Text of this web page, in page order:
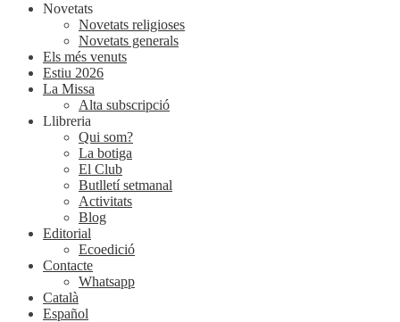
Novetats
Novetats religioses
Novetats generals
Els més venuts
Estiu 2026
La Missa
Alta subscripció
Llibreria
Qui som?
La botiga
El Club
Butlletí setmanal
Activitats
Blog
Editorial
Ecoedició
Contacte
Whatsapp
Català
Español